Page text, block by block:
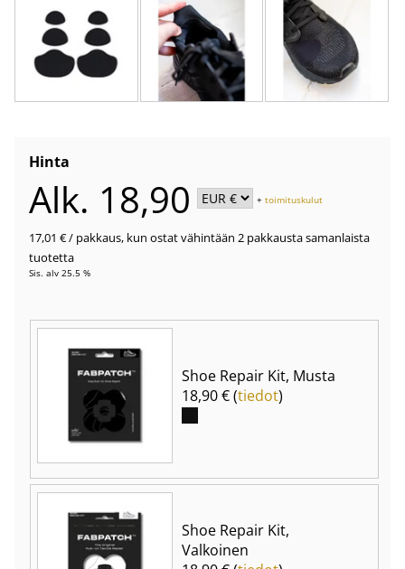
Hinta
Alk. 18,90 +toimituskulut
17,01 €/ pakkaus, kun ostat vähintään 2 pakkausta samanlaista
tuotetta
Sis. alv 25.5 %
Shoe Repair Kit, Musta
18,90 € (tiedot)
Shoe Repair Kit,
Valkoinen